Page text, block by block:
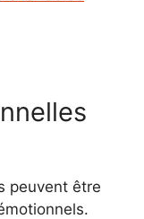
peuvent être